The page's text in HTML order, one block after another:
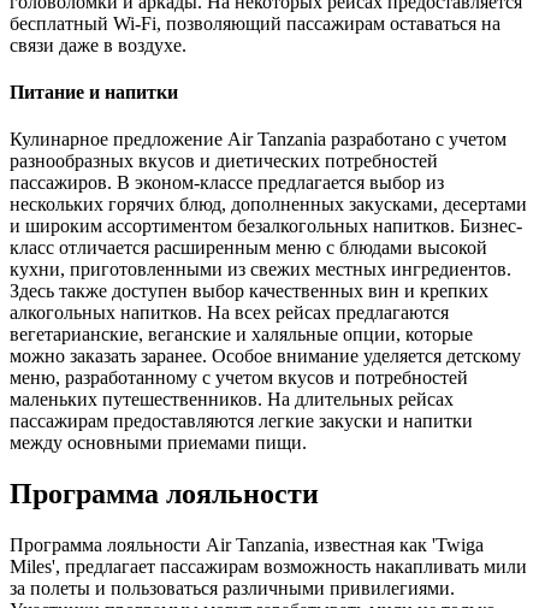
бесплатный Wi-Fi, позволяющий пассажирам оставаться на
связи даже в воздухе.
Питание и напитки
Кулинарное предложение Air Tanzania разработано с учетом
разнообразных вкусов и диетических потребностей
пассажиров. В эконом-классе предлагается выбор из
нескольких горячих блюд, дополненных закусками, десертами
и широким ассортиментом безалкогольных напитков. Бизнес-
класс отличается расширенным меню с блюдами высокой
кухни, приготовленными из свежих местных ингредиентов.
Здесь также доступен выбор качественных вин и крепких
алкогольных напитков. На всех рейсах предлагаются
вегетарианские, веганские и халяльные опции, которые
можно заказать заранее. Особое внимание уделяется детскому
меню, разработанному с учетом вкусов и потребностей
маленьких путешественников. На длительных рейсах
пассажирам предоставляются легкие закуски и напитки
между основными приемами пищи.
Программа лояльности
Программа лояльности Air Tanzania, известная как 'Twiga
Miles', предлагает пассажирам возможность накапливать мили
за полеты и пользоваться различными привилегиями.